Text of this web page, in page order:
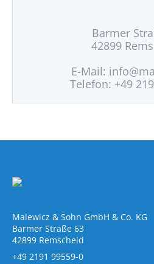
Barmer
42899
E-Mail:
Telefon: +49
Malewicz & Sohn GmbH & Co. KG
Barmer Straße 63
42899 Remscheid
+49 2191 99559-0